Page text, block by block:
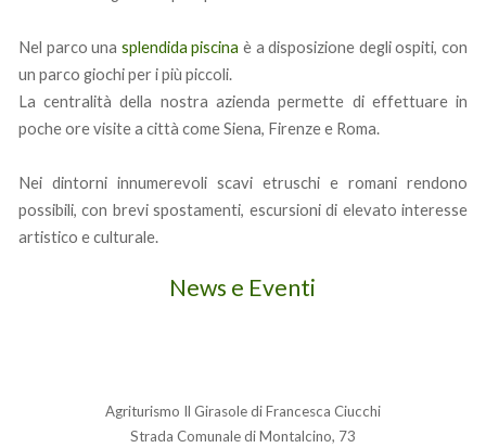
Nel parco una splendida piscina è a disposizione degli ospiti, con
un parco giochi per i più piccoli.
La centralità della nostra azienda permette di effettuare in
poche ore visite a città come Siena, Firenze e Roma.
Nei dintorni innumerevoli scavi etruschi e romani rendono
possibili, con brevi spostamenti, escursioni di elevato interesse
artistico e culturale.
News e Eventi
Agriturismo Il Girasole di Francesca Ciucchi
Strada Comunale di Montalcino, 73